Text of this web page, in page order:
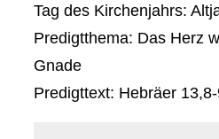
Tag des Kirchenjahrs:
Predigtthema: Das Herz
Gnade
Predigttext: Hebräer